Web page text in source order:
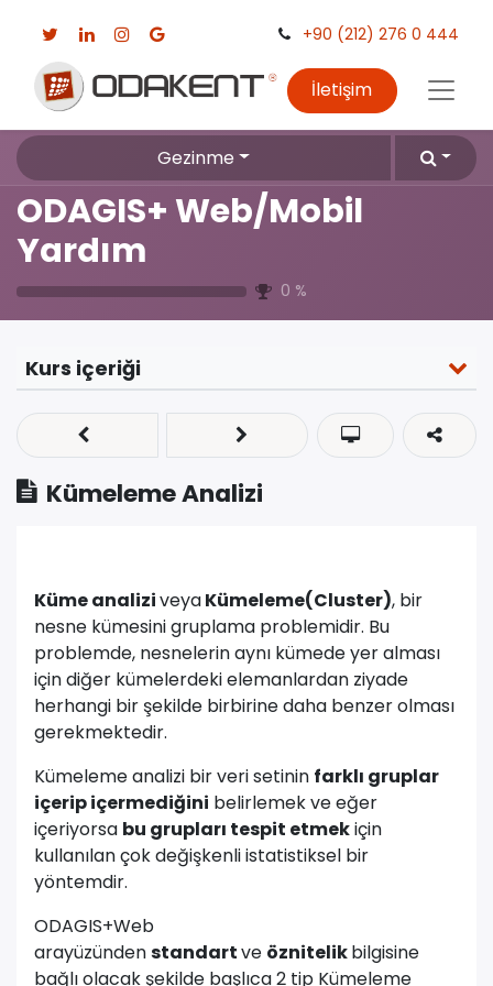
+90 (212) 276 0 444
İletişim
Gezinme
ODAGIS+ Web/Mobil
Yardım
0 %
Kurs içeriği
Kümeleme Analizi
Küme analiziveyaKümeleme(Cluster), bir
nesne kümesini gruplama problemidir. Bu
problemde, nesnelerin aynı kümede yer alması
için diğer kümelerdeki elemanlardan ziyade
herhangi bir şekilde birbirine daha benzer olması
gerekmektedir.
Kümeleme analizi bir veri setinin farklı gruplar
içerip içermediğini belirlemek ve eğer
içeriyorsa bu grupları tespit etmekiçin
kullanılan çok değişkenli istatistiksel bir
yöntemdir.
ODAGIS+Web
arayüzündenstandartve öznitelikbilgisine
bağlı olacak şekilde başlıca 2 tip Kümeleme